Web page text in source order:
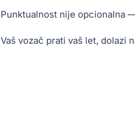
Punktualnost nije opcionalna
Vaš vozač prati vaš let, dolazi